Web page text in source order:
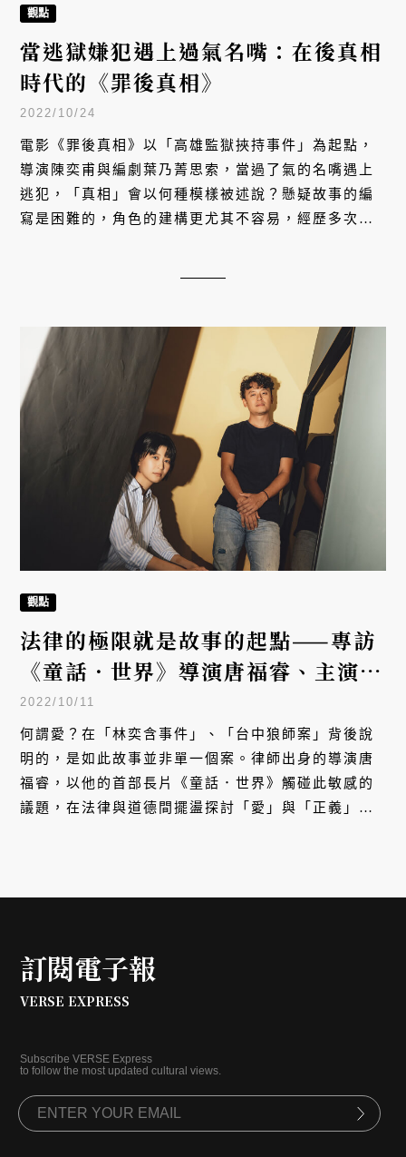
觀點
當逃獄嫌犯遇上過氣名嘴：在後真相
時代的《罪後真相》
2022/10/24
電影《罪後真相》以「高雄監獄挾持事件」為起點，
導演陳奕甫與編劇葉乃菁思索，當過了氣的名嘴遇上
逃犯，「真相」會以何種模樣被述說？懸疑故事的編
寫是困難的，角色的建構更尤其不容易，經歷多次挫
觀點
法律的極限就是故事的起點——專訪
《童話．世界》導演唐福睿、主演江
宜蓉
2022/10/11
何謂愛？在「林奕含事件」、「台中狼師案」背後說
明的，是如此故事並非單一個案。律師出身的導演唐
福睿，以他的首部長片《童話．世界》觸碰此敏感的
議題，在法律與道德間擺盪探討「愛」與「正義」模
訂閱電子報
VERSE EXPRESS
Subscribe VERSE Express
to follow the most updated cultural views.